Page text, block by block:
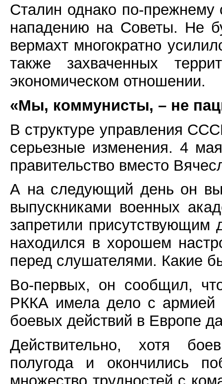
Сталин однако по-прежнему
нападению на Советы. Не
вермахт многократно
также захваченных
экономическом отношении.
«Мы, коммунисты, – не
В структуре управления
серьезные изменения. 4
правительство вместо
А на следующий день он
выпускниками военных
запретили присутствующим
находился в хорошем
перед слушателями. Какие
Во-первых, он сообщил,
РККА имела дело с армией
боевых действий в Европе
Действительно, хотя
полугода и окончились